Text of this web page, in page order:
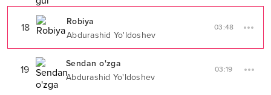
18
Robiya
Abdurashid Yo'ldoshev
03:48
19
Sendan o'zga
Abdurashid Yo'ldoshev
03:19